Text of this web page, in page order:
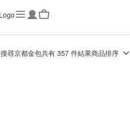
搜尋京都金包共有 357 件結果商品排序